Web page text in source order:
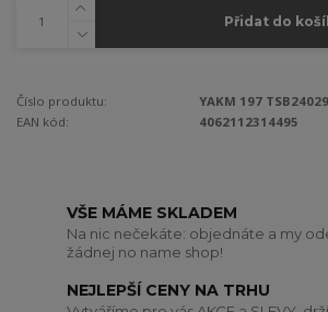
Přidat do
Číslo produktu:
YAKM 197
EAN kód:
4062112314495
VŠE MÁME SKLADEM
Na nic nečekáte: objednáte a my
žádnej no name shop!
NEJLEPŠÍ CENY NA TRHU